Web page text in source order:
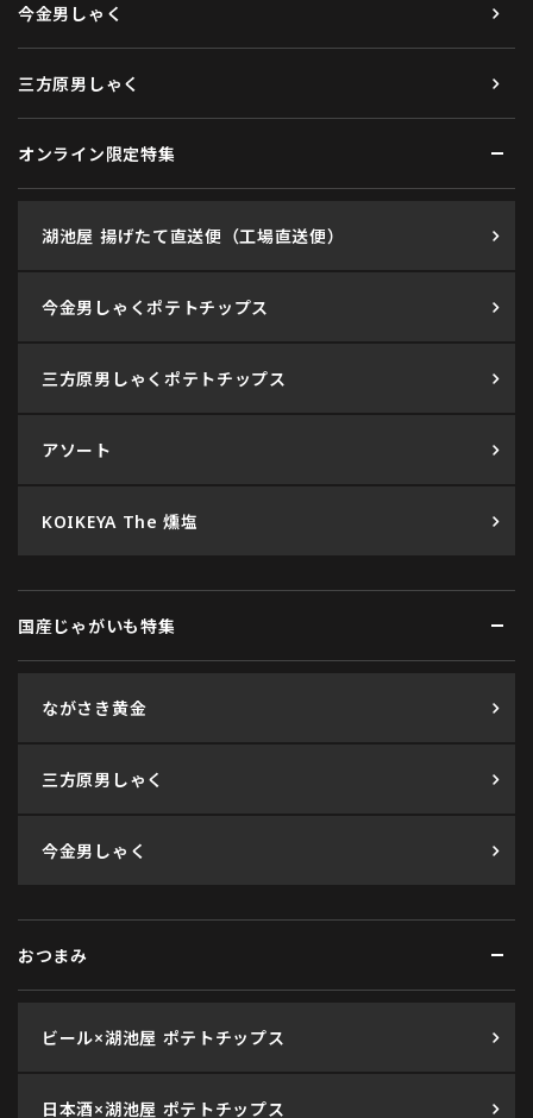
今金男しゃく
三方原男しゃく
オンライン限定特集
湖池屋 揚げたて直送便（工場直送便）
今金男しゃくポテトチップス
三方原男しゃくポテトチップス
アソート
KOIKEYA The 燻塩
国産じゃがいも特集
ながさき黄金
三方原男しゃく
今金男しゃく
おつまみ
ビール×湖池屋 ポテトチップス
日本酒×湖池屋 ポテトチップス